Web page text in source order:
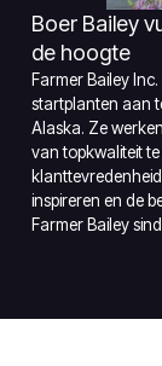
Boer Bailey
de hoogte
Farmer Bailey
startplanten aan
Alaska. Ze
van topkwaliteit te
inspireren en de
Farmer Bailey